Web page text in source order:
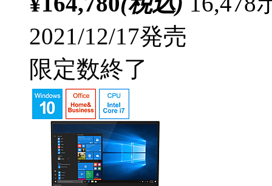
2021/12/17発売
限定数終了